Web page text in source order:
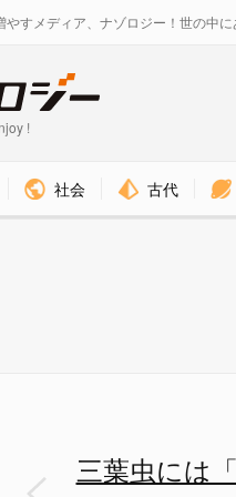
すメディア、ナゾロジー！世の中
!
社会 古代
三葉虫には